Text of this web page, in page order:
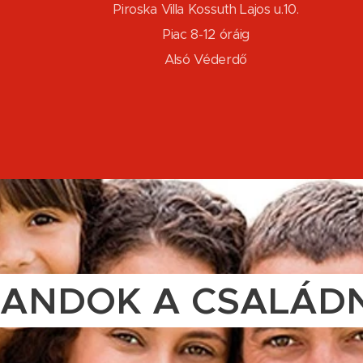
Piroska Villa Kossuth Lajos u.10.
Piac 8-12 óráig
Alsó Véderdő
A